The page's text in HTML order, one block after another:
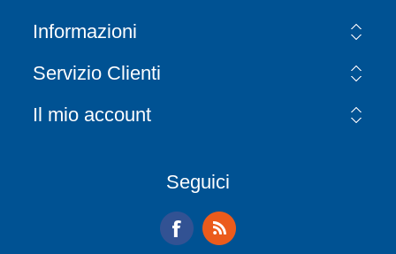
Informazioni
Servizio Clienti
Il mio account
Seguici